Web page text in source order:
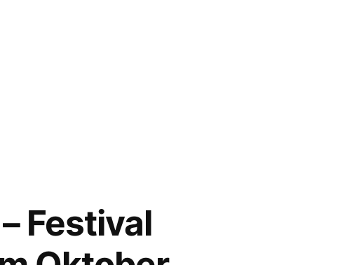
Festival